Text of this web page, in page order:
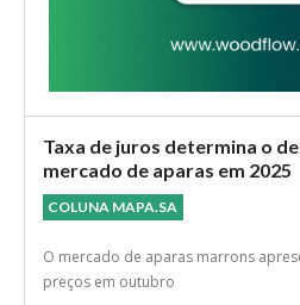
Taxa de juros determina o
mercado de aparas em 2025
COLUNA MAPA.SA
O mercado de aparas marrons
preços em outubro